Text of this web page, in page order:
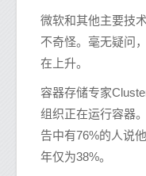
微软和其他主要技
不奇怪。毫无疑问
在上升。
容器存储专家
组织正在运行容器
告中有76%的人说
年仅为38%。